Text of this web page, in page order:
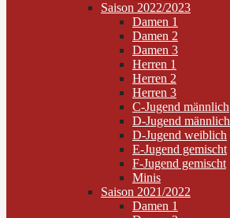
Saison 2022/2023
Damen 1
Damen 2
Damen 3
Herren 1
Herren 2
Herren 3
C-Jugend männlich
D-Jugend männlich
D-Jugend weiblich
E-Jugend gemischt
F-Jugend gemischt
Minis
Saison 2021/2022
Damen 1